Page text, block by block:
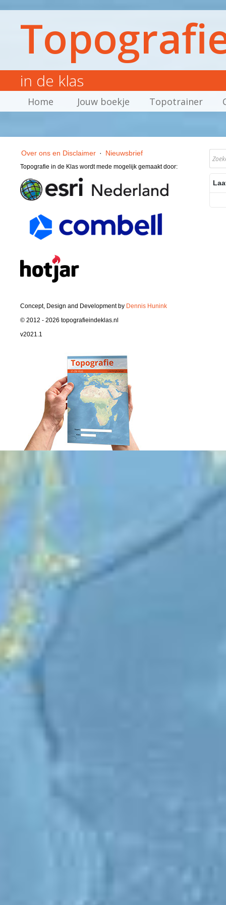
in de klas
Home Jouw boekje Topotrainer
Over ons en Disclaimer · Nieuwsbrief
Topografie in de Klas wordt mede mogelijk gemaakt door:
Concept, Design and Development by Dennis Hunink
© 2012 - 2026 topografieindeklas.nl
v2021.1